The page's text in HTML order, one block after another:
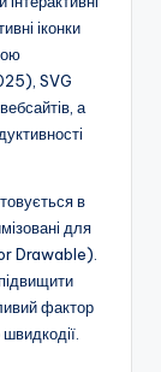
іконки
SVG
а
в
для
Drawable).
фактор